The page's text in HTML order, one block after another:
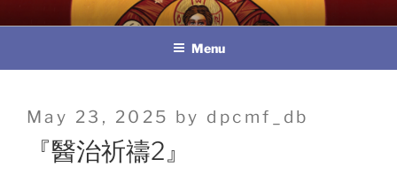
to
教區婚姻與家庭牧民委員會
Menu
Posted
on
May 23, 2025 by dpcmf_db
『醫治祈禱2』